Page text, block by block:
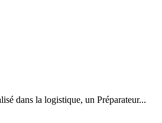
dans la logistique, un Préparateur...